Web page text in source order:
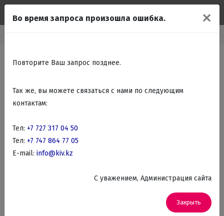
О компании
KIV.kz — техника и товары для
года
переплатить или купить то, что быстро выйдет из
Мы в KIV.kz с 2005 года каждый день помогаем людям
разобраться и выбрать нормально — без лишних
✕
Во время запроса произошла ошибка.
Повторите Ваш запрос позднее.
Так же, вы можете связаться с нами по следующим
контактам:
Тел: +7 727 317 04 50
Тел: +7 747 864 77 05
E-mail: info@kiv.kz
C уважением, Администрация сайта
Закрыть